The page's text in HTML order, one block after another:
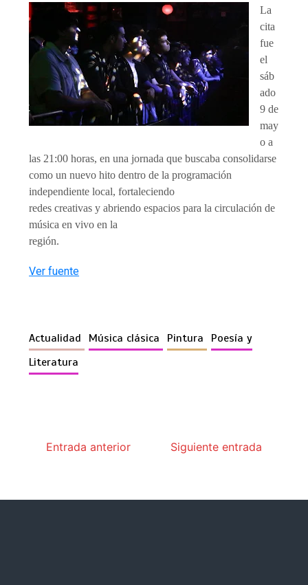
La
cita
fue
el
sáb
ado
9 de
may
o a
las 21:00 horas, en una jornada que buscaba consolidarse
como un nuevo hito dentro de la programación
independiente local, fortaleciendo
redes creativas y abriendo espacios para la circulación de
música en vivo en la
región.
Ver fuente
Actualidad Música clásica Pintura
Poesía y
Literatura
Entrada anterior Siguiente entrada